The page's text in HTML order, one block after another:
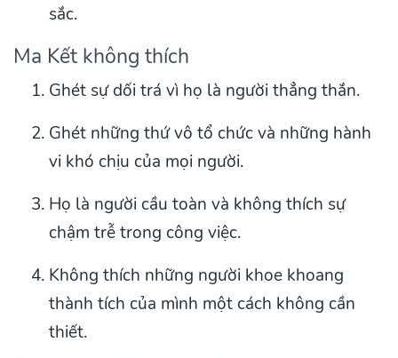
sắc.
Ma Kết không thích
Ghét sự dối trá vì họ là người thẳng thắn.
Ghét những thứ vô tổ chức và những hành
vi khó chịu của mọi người.
Họ là người cầu toàn và không thích sự
chậm trễ trong công việc.
Không thích những người khoe khoang
thành tích của mình một cách không cần
thiết.